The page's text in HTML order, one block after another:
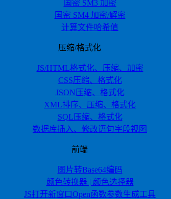
国密 SM3 加密
国密 SM4 加密/解密
计算文件哈希值
压缩/格式化
JS/HTML格式化、压缩、加密
CSS压缩、格式化
JSON压缩、格式化
XML排序、压缩、格式化
SQL压缩、格式化
数据库插入、修改语句字段视图
前端
图片转Base64编码
颜色转换器 | 颜色选择器
JS打开新窗口Open函数参数生成工具